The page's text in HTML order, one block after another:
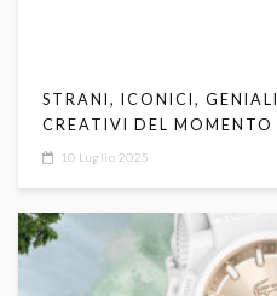
STRANI, ICONICI,
CREATIVI DEL
10 Luglio 2025